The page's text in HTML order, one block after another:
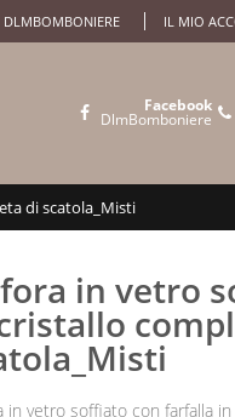
IL MIO
DLMBOMBONIERE
Facebook
DlmBomboniere
di scatola_Misti
in vetro
in vetro soffiato con farfalla